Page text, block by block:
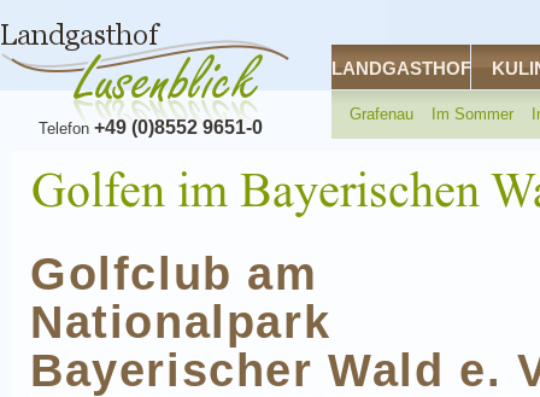
Golfclub am
Nationalpark
Bayerischer Wald e.
Telefon +49 (0)8552 9651-0
LANDGASTHOF
Grafenau Im Sommer